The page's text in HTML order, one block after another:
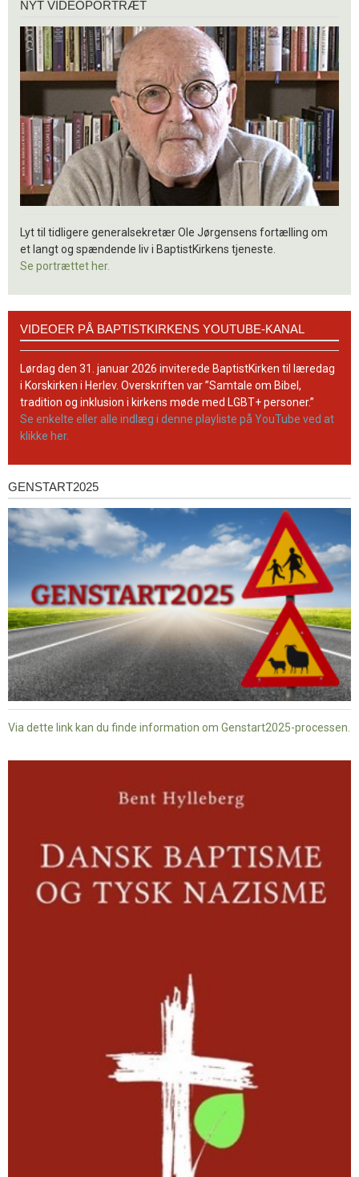
videoportræt
NYT VIDEOPORTRÆT
Lyt til tidligere generalsekretær Ole Jørgensens fortælling om
et langt og spændende liv i BaptistKirkens tjeneste.
Se portrættet her.
BaptistKirkens
YouTube-
kanal
VIDEOER PÅ BAPTISTKIRKENS YOUTUBE-KANAL
Lørdag den 31. januar 2026 inviterede BaptistKirken til læredag
i Korskirken i Herlev. Overskriften var ”Samtale om Bibel,
tradition og inklusion i kirkens møde med LGBT+ personer.”
Se enkelte eller alle indlæg i denne playliste på YouTube ved at
klikke her.
Genstart2025
GENSTART2025
Via dette link kan du finde information om Genstart2025-processen.